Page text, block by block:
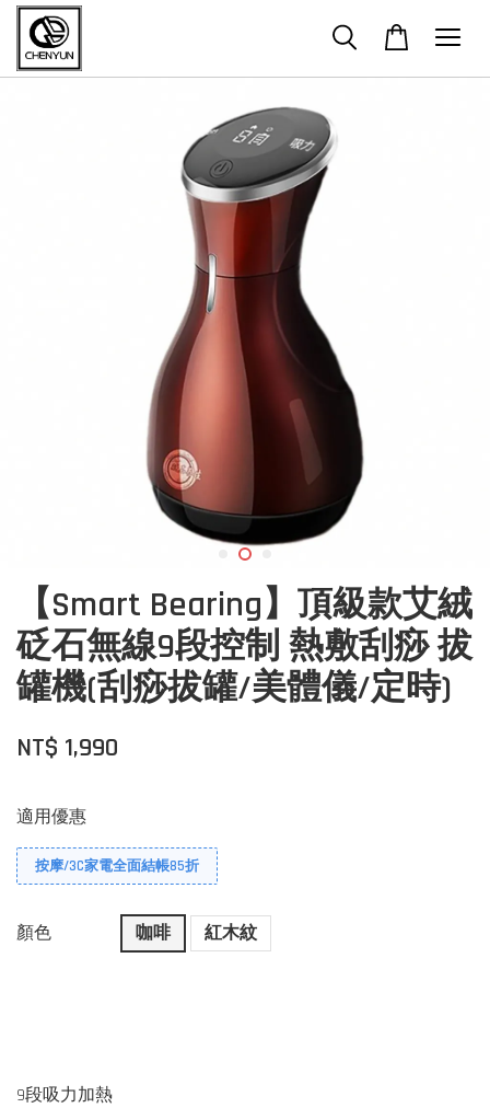
【Smart Bearing】頂級款艾絨
砭石無線9段控制 熱敷刮痧 拔
罐機(刮痧拔罐/美體儀/定時)
NT$ 1,990
適用優惠
按摩/3C家電全面結帳85折
顏色 咖啡 紅木紋
9段吸力加熱